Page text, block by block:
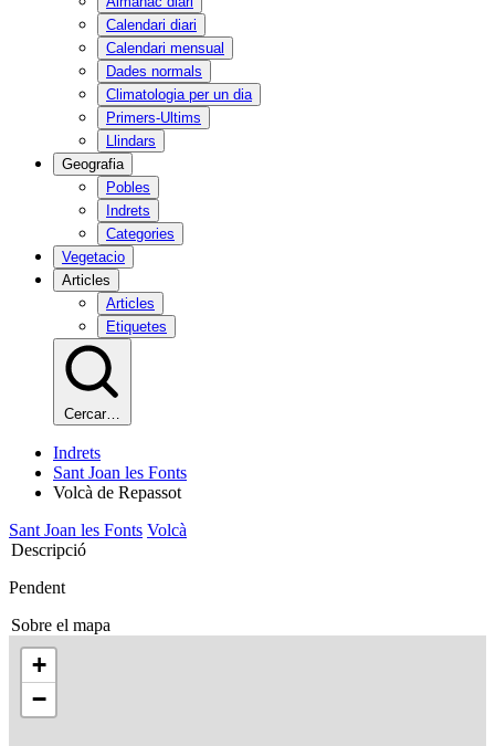
Calendari diari
Calendari mensual
Dades normals
Climatologia per un dia
Primers-Ultims
Llindars
Geografia
Pobles
Indrets
Categories
Vegetacio
Articles
Articles
Etiquetes
Cercar…
Indrets
Sant Joan les Fonts
Volcà de Repassot
Sant Joan les Fonts Volcà
Descripció
Pendent
Sobre el mapa
+
−